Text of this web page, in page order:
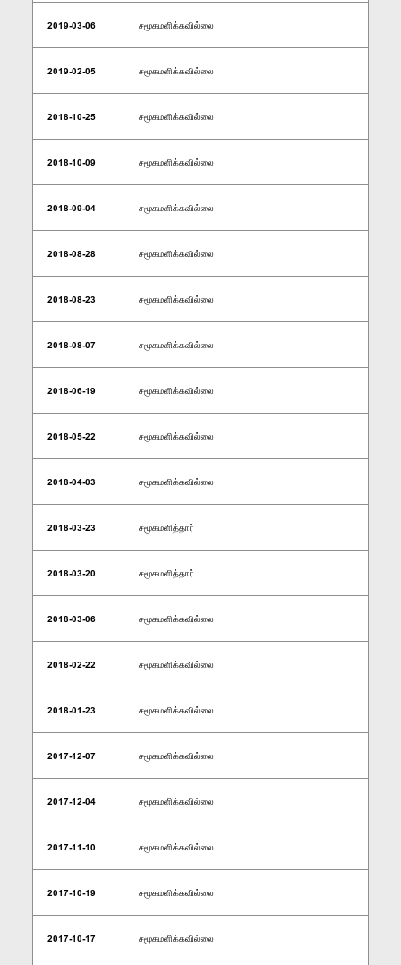
2019-03-06 சமூகமளிக்கவில்லை
2019-02-05 சமூகமளிக்கவில்லை
2018-10-25 சமூகமளிக்கவில்லை
2018-10-09 சமூகமளிக்கவில்லை
2018-09-04 சமூகமளிக்கவில்லை
2018-08-28 சமூகமளிக்கவில்லை
2018-08-23 சமூகமளிக்கவில்லை
2018-08-07 சமூகமளிக்கவில்லை
2018-06-19 சமூகமளிக்கவில்லை
2018-05-22 சமூகமளிக்கவில்லை
2018-04-03 சமூகமளிக்கவில்லை
2018-03-23 சமூகமளித்தார்
2018-03-20 சமூகமளித்தார்
2018-03-06 சமூகமளிக்கவில்லை
2018-02-22 சமூகமளிக்கவில்லை
2018-01-23 சமூகமளிக்கவில்லை
2017-12-07 சமூகமளிக்கவில்லை
2017-12-04 சமூகமளிக்கவில்லை
2017-11-10 சமூகமளிக்கவில்லை
2017-10-19 சமூகமளிக்கவில்லை
2017-10-17 சமூகமளிக்கவில்லை